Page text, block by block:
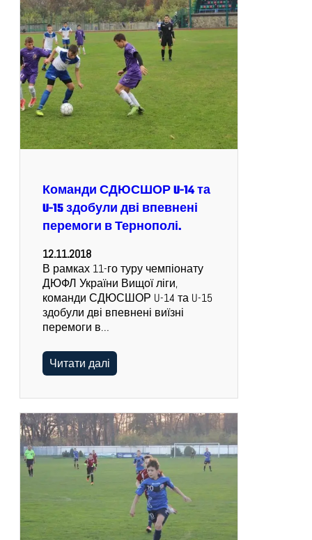
Команди СДЮСШОР U-14 та
U-15 здобули дві впевнені
перемоги в Тернополі.
12.11.2018
В рамках 11-го туру чемпіонату
ДЮФЛ України Вищої ліги,
команди СДЮСШОР U-14 та U-15
здобули дві впевнені виїзні
перемоги в…
Читати далі